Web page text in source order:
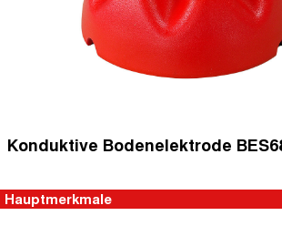
Konduktive Bodenelektrode
Hauptmerkmale